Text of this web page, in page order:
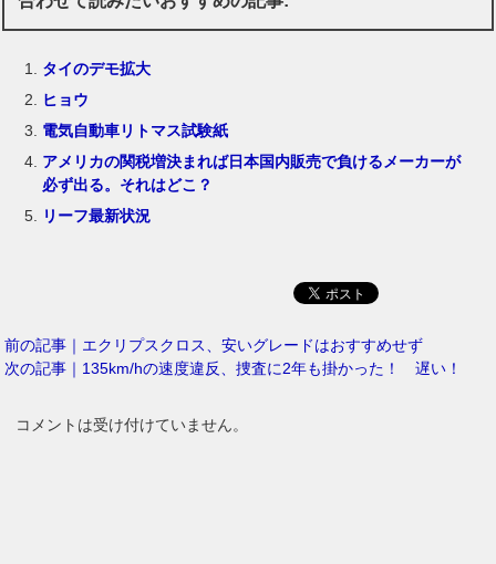
タイのデモ拡大
ヒョウ
電気自動車リトマス試験紙
アメリカの関税増決まれば日本国内販売で負けるメーカーが
必ず出る。それはどこ？
リーフ最新状況
前の記事｜エクリプスクロス、安いグレードはおすすめせず
次の記事｜135km/hの速度違反、捜査に2年も掛かった！ 遅い！
コメントは受け付けていません。